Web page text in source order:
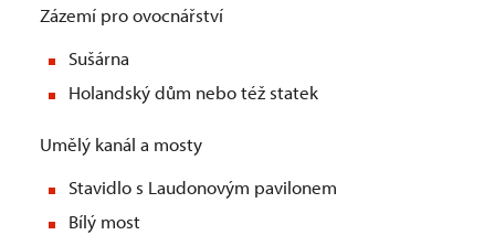
Zázemí pro ovocnářství
Sušárna
Holandský dům nebo též statek
Umělý kanál a mosty
Stavidlo s Laudonovým pavilonem
Bílý most